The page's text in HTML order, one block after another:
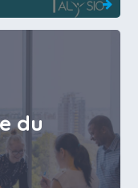
du